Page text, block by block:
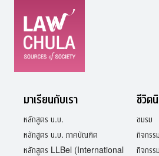
มาเรียนกับเรา
หลักสูตร น.บ.
หลักสูตร น.บ. ภาคบัณฑิต
หลักสูตร LLBel (International
ชีวิต
ชมรม
กิจกร
กิจกรร